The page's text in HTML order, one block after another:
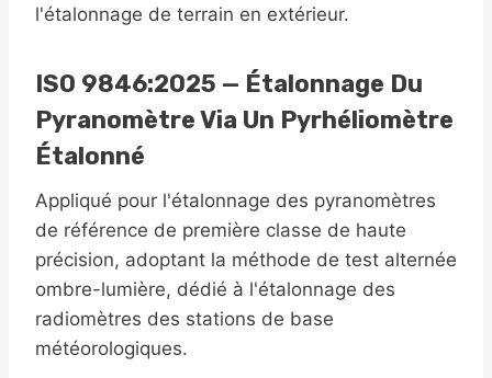
l'étalonnage de terrain en extérieur.
ISO 9846:2025 — Étalonnage Du
Pyranomètre Via Un Pyrhéliomètre
Étalonné
Appliqué pour l'étalonnage des pyranomètres
de référence de première classe de haute
précision, adoptant la méthode de test alternée
ombre-lumière, dédié à l'étalonnage des
radiomètres des stations de base
météorologiques.